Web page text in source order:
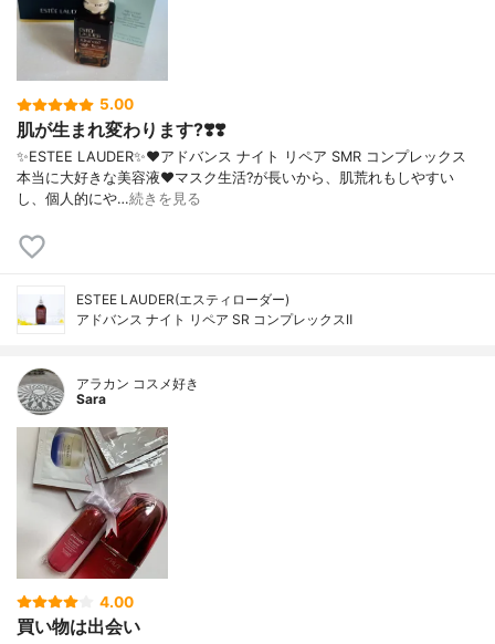
5.00
肌が生まれ変わります?❣️❣️
✨ESTEE LAUDER✨❤︎アドバンス ナイト リペア SMR コンプレックス
本当に大好きな美容液❤️マスク生活?が長いから、肌荒れもしやすい
し、個人的にや…続きを見る
ESTEE LAUDER(エスティローダー)
アドバンス ナイト リペア SR コンプレックスⅡ
アラカン コスメ好き
Sara
4.00
買い物は出会い